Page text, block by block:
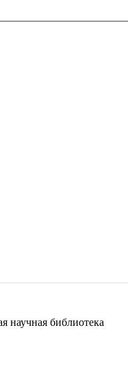
научная библиотека